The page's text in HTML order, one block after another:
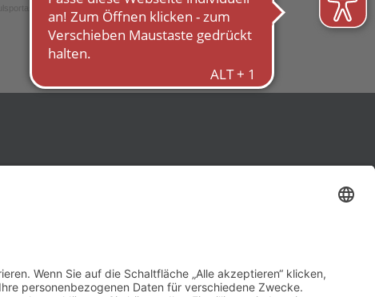
Ausbildung erfolgreich abgeschlossen